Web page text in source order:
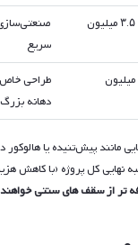
سریع
طراحی
دهانه بزرگ
پیش‌تنیده یا هالوکور
نهایی کل پروژه (با کاهش
تر از سقف های سنتی